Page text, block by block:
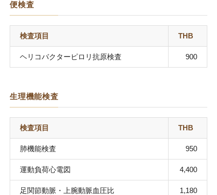
便検査
検査項目 THB
ヘリコバクターピロリ抗原検査 900
生理機能検査
検査項目 THB
肺機能検査 950
運動負荷⼼電図 4,400
足関節動脈・上腕動脈血圧比 1,180